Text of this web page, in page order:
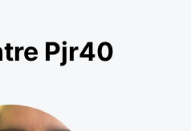
Pjr40